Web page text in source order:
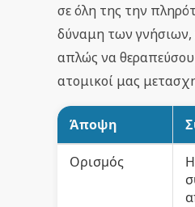
σε όλη της την
δύναμη των γνήσιων,
απλώς να
ατομικοί μας
Άποψη
Ορισμός